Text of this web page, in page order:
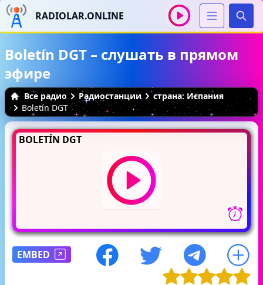
RADIOLAR.ONLINE
Boletín DGT – слушать в прямом
эфире
Все радио Радиостанции
страна: Испания
Boletín DGT
BOLETÍN DGT
EMBED